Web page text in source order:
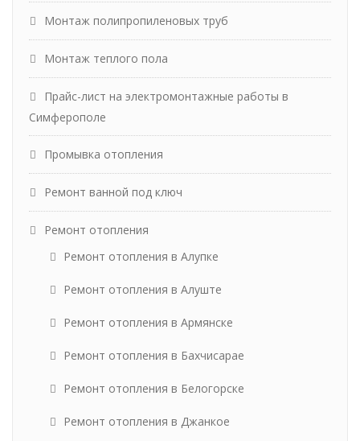
Монтаж полипропиленовых труб
Монтаж теплого пола
Прайс-лист на электромонтажные работы в
Симферополе
Промывка отопления
Ремонт ванной под ключ
Ремонт отопления
Ремонт отопления в Алупке
Ремонт отопления в Алуште
Ремонт отопления в Армянске
Ремонт отопления в Бахчисарае
Ремонт отопления в Белогорске
Ремонт отопления в Джанкое